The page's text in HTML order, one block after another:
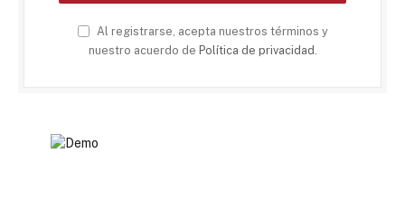
Al registrarse, acepta nuestros términos y
nuestro acuerdo de Política de privacidad .